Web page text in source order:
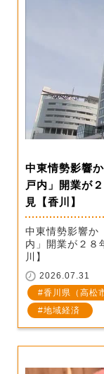
中東情勢影響
戸内」開業が
見【香川】
中東情勢影響か
内」開業が２
川】
2026.07.31
香川県（高松
地域経済